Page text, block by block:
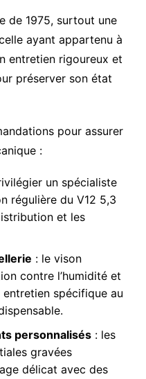
de 1975, surtout une
ayant appartenu à
entretien rigoureux et
préserver son état
pour assurer
:
un spécialiste
régulière du V12 5,3
et les
: le vison
contre l’humidité et
spécifique au
personnalisés: les
gravées
délicat avec des